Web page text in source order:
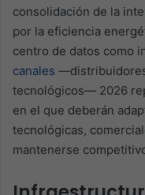
consolidación de la
por la eficiencia
centro de datos como
canales
tecnológicos— 2026
en el que deberán
tecnológicas,
mantenerse